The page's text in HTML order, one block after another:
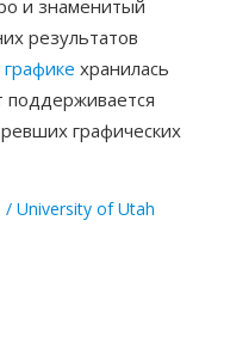
и знаменитый
результатов
хранилась
графических
/ University of Utah